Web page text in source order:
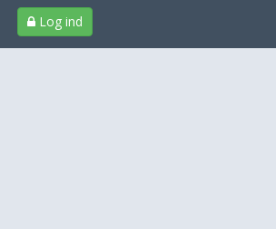
Log ind